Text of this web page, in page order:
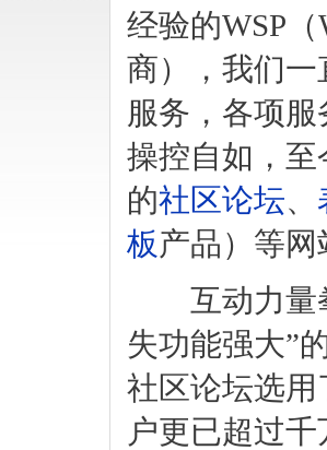
经验的WSP
商），我们
服务，各项
操控自如，
的社区论坛、
板产品）等网
互动力量
失功能强大”
社区论坛选用
户更已超过千